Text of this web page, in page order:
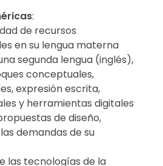
:
de recursos
en su lengua materna
segunda lengua (inglés),
conceptuales,
expresión escrita,
y herramientas digitales
de diseño,
demandas de su
las tecnologías de la